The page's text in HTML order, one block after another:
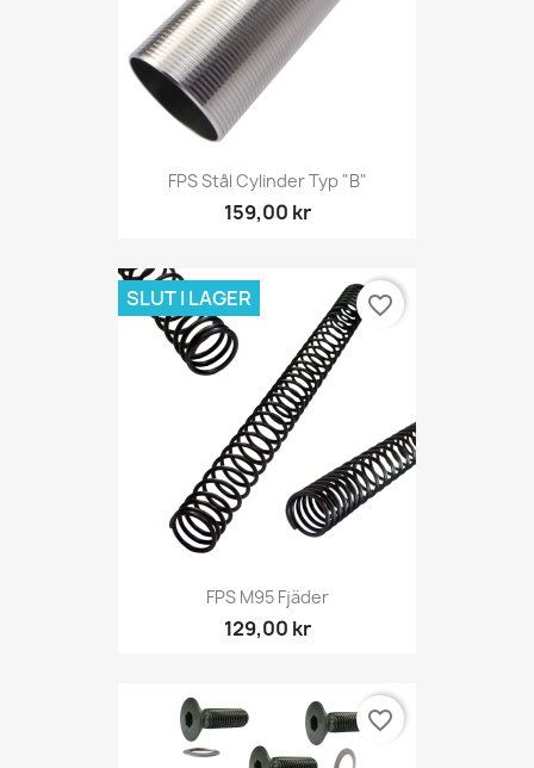
FPS Stål Cylinder Typ "B"
159,00 kr
FPS M95 Fjäder
129,00 kr
SLUT I LAGER favorite_border
favorite_border